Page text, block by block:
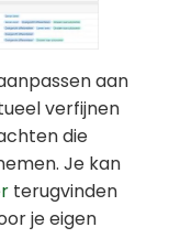
aan
verfijnen
die
Je kan
terugvinden
je eigen